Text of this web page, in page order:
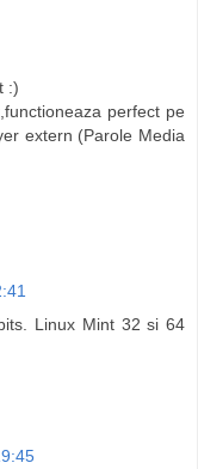
:)
perfect pe
extern (Parole Media
Linux Mint 32 si 64